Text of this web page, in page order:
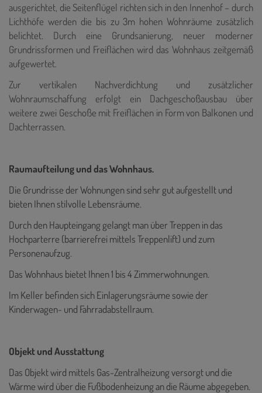
ausgerichtet, die Seitenflügel richten sich in den Innenhof – durch
Lichthöfe werden die bis zu 3m hohen Wohnräume zusätzlich
belichtet. Durch eine Grundsanierung, neuer moderner
Grundrissformen und Freiflächen wird das Wohnhaus zeitgemäß
aufgewertet.
Zur vertikalen Nachverdichtung und zusätzlicher
Wohnraumschaffung erfolgt ein Dachgeschoßausbau über
weitere zwei Geschoße mit Freiflächen in Form von Balkonen und
Dachterrassen.
Raumaufteilung und das Wohnhaus.
Die Grundrisse der Wohnungen sind sehr gut aufgestellt und
bieten Ihnen stilvolle Lebensräume.
Durch den Haupteingang gelangt man über Treppen in das
Hochparterre (barrierefrei mittels Treppenlift) und zum
Personenaufzug.
Das Wohnhaus bietet Ihnen 1 bis 4 Zimmerwohnungen.
Im Keller befinden sich Einlagerungsräume sowie der
Kinderwagen- und Fahrradabstellraum.
Objekt und Ausstattung
Das Objekt wird mittels Gas-Zentralheizung versorgt und die
Wärme wird über die Fußbodenheizung an die Räume abgegeben.